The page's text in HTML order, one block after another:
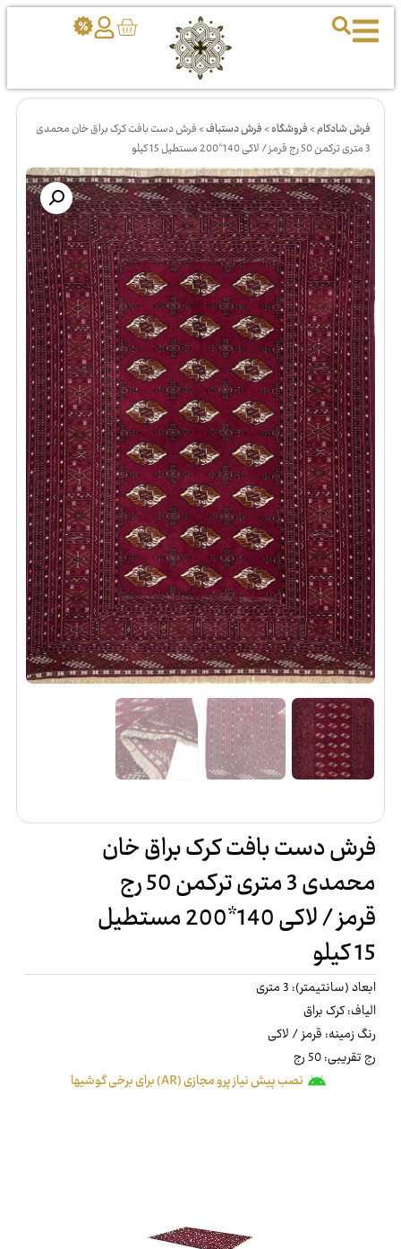
فرش شادکام>فروشگاه>فرش دستباف>فرش دست بافت کرک براق خان محمدی
3 متری ترکمن 50 رج قرمز / لاکی 140*200 مستطیل 15 کیلو
فرش دست بافت کرک براق خان
محمدی 3 متری ترکمن 50 رج
قرمز / لاکی 140*200 مستطیل
15 کیلو
ابعاد (سانتیمتر): 3 متری
الیاف: کرک براق
رنگ زمینه: قرمز / لاکی
رج تقریبی: 50 رج
نصب پیش نیاز پرو مجازی (AR) برای برخی گوشیها